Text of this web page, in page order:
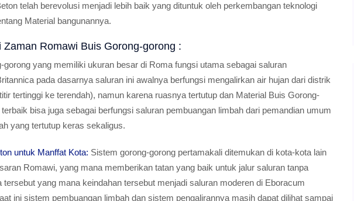
telah berevolusi menjadi lebih baik yang dituntuk oleh perkembangan teknologi
Material bangunannya.
Zaman Romawi Buis Gorong-gorong :
gorong yang memiliki ukuran besar di Roma fungsi utama sebagai saluran
pada dasarnya saluran ini awalnya berfungsi mengalirkan air hujan dari distrik
tertinggi ke terendah), namun karena ruasnya tertutup dan Material Buis Gorong-
bisa juga sebagai berfungsi saluran pembuangan limbah dari pemandian umum
yang tertutup keras sekaligus.
untuk Manffat Kota: Sistem gorong-gorong pertamakali ditemukan di kota-kota lain
Romawi, yang mana memberikan tatan yang baik untuk jalur saluran tanpa
tersebut yang mana keindahan tersebut menjadi saluran moderen di Eboracum
ini sistem pembuangan limbah dan sistem pengalirannya masih dapat dilihat sampai